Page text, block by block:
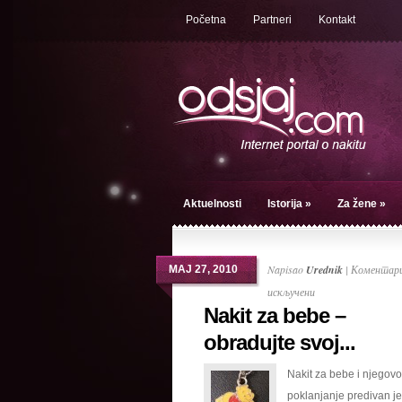
Početna Partneri Kontakt
Aktuelnosti Istorija » Za žene »
МАЈ 27, 2010 Napisao Urednik |
искљученина
Nakit
bebe
–
obradujte
Nakit za bebe –
obradujte svoj...
Nakit za bebe i njegovo
poklanjanje predivan